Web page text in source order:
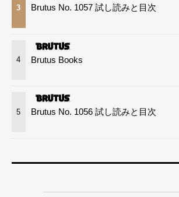
3 Brutus No. 1057 試し読みと目次
4 Brutus Books
5 Brutus No. 1056 試し読みと目次